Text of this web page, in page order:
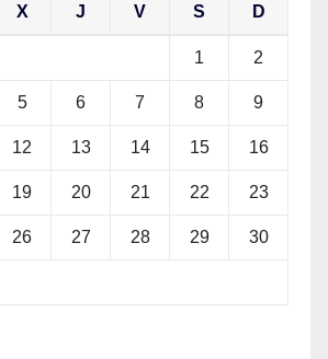
X J V S D
1 2
5 6 7 8 9
12 13 14 15 16
19 20 21 22 23
26 27 28 29 30